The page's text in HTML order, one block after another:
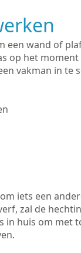
een wand of
op het
vakman in te
iets een
zal de
in huis om